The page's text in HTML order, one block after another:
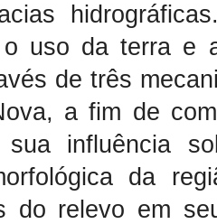
uso da terra e
de três
a fim de
influência
da
do relevo em